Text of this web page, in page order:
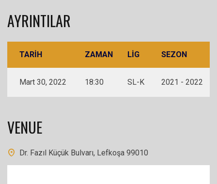
AYRINTILAR
TARIH ZAMAN LIG SEZON
Mart 30, 2022 18:30 SL-K 2021 - 2022
VENUE
Dr. Fazıl Küçük Bulvarı, Lefkoşa 99010